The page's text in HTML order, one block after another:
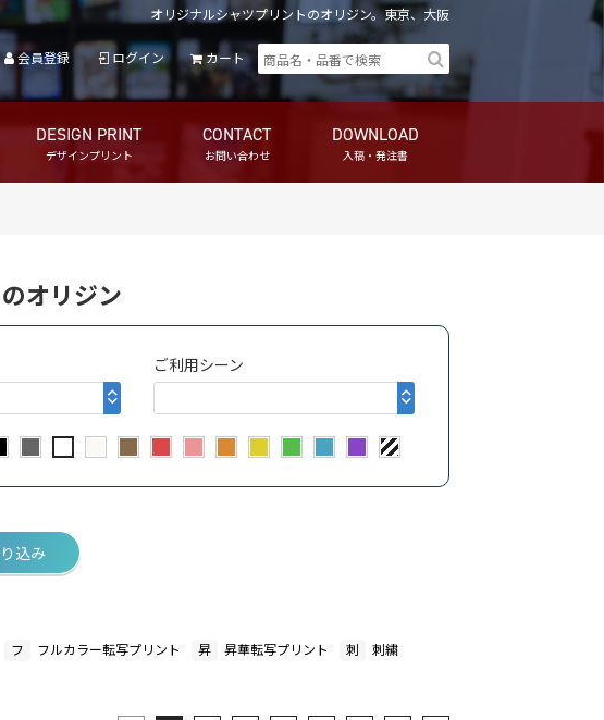
オリジナルシャツプリントのオリジン。東京、大阪
DESIGN PRINT
デザインプリント
CONTACT
お問い合わせ
DOWNLOAD
入稿・発注書
会員登録 ログイン カート
オリジン
ご利用シーン
込み
フ フルカラー転写プリント 昇 昇華転写プリント 刺 刺繍